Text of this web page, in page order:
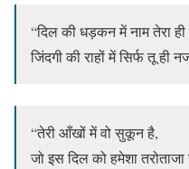
“दिल की धड़कन में नाम तेरा ही
जिंदगी की राहों में सिर्फ तू ही
“तेरी आँखों में वो सुकून है,
जो इस दिल को हमेशा